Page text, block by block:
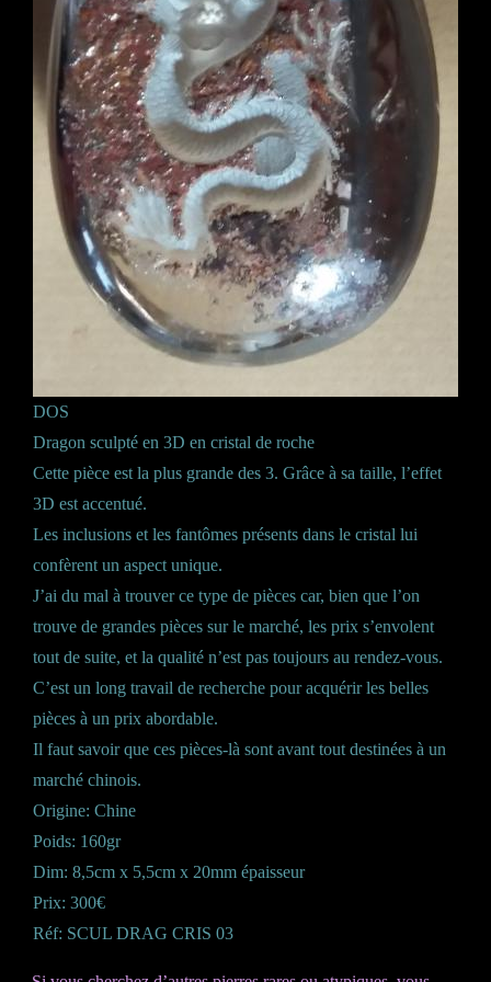
DOS
Dragon sculpté en 3D en cristal de roche
Cette pièce est la plus grande des 3. Grâce à sa taille, l’effet
3D est accentué.
Les inclusions et les fantômes présents dans le cristal lui
confèrent un aspect unique.
J’ai du mal à trouver ce type de pièces car, bien que l’on
trouve de grandes pièces sur le marché, les prix s’envolent
tout de suite, et la qualité n’est pas toujours au rendez-vous.
C’est un long travail de recherche pour acquérir les belles
pièces à un prix abordable.
Il faut savoir que ces pièces-là sont avant tout destinées à un
marché chinois.
Origine: Chine
Poids: 160gr
Dim: 8,5cm x 5,5cm x 20mm épaisseur
Prix: 300€
Réf: SCUL DRAG CRIS 03